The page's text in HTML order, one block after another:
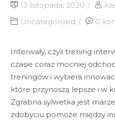
13 listopada, 2020
Uncategorized
0
Interwały, czyli trening
czasie coraz mocniej
treningów i wybiera
które przynoszą lepsze i w
Zgrabna sylwetka jest
zdobyciu pomoże między